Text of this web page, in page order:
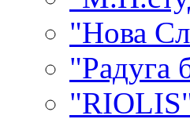
"Нова
"Радуга